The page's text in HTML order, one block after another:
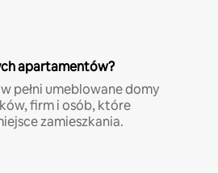
apartamentów?
pełni umeblowane domy
firm i osób, które
zamieszkania.